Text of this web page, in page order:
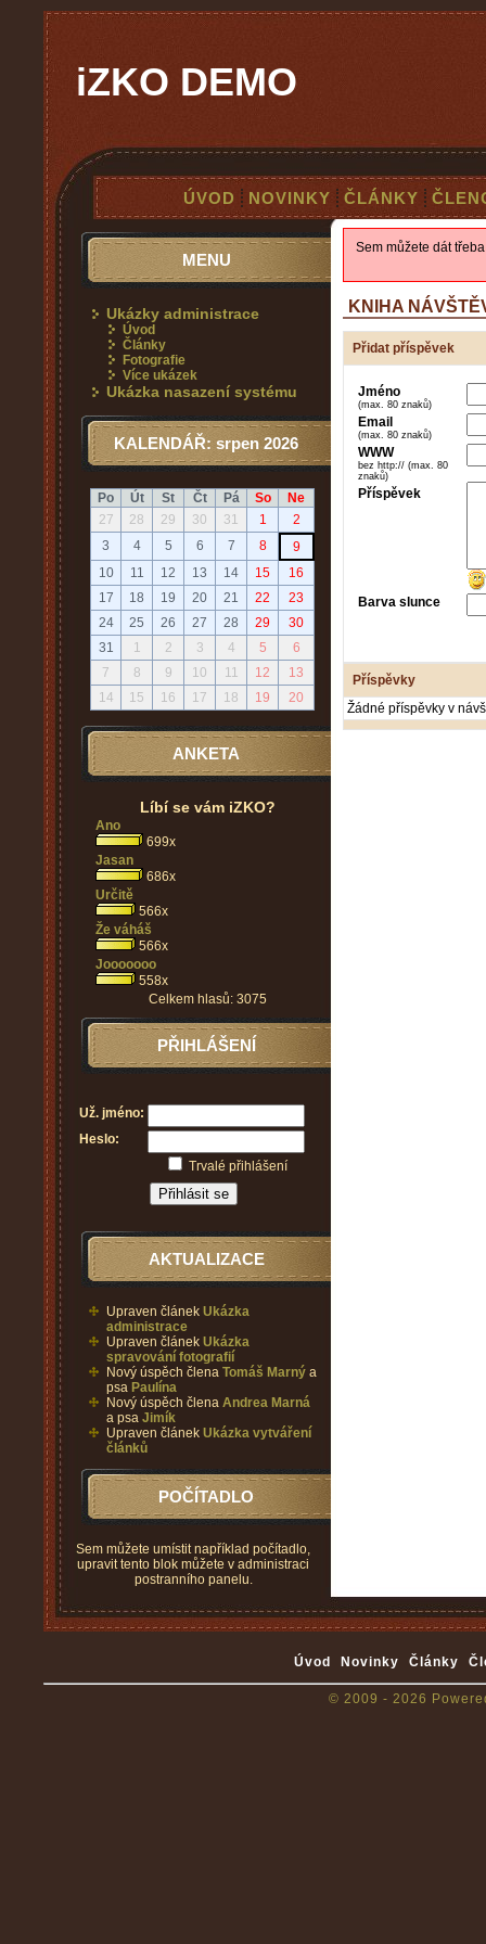
iZKO DEMO
ÚVOD NOVINKY ČLÁNKY
Sem můžete dát
KNIHA
Přidat příspěvek
Jméno
(max. 80 znaků)
Email
(max. 80 znaků)
WWW
bez http:// (max. 80
znaků)
Příspěvek
Barva slunce
Příspěvky
Žádné příspěvky v
MENU
Ukázky administrace
Úvod
Články
Fotografie
Více ukázek
Ukázka nasazení systému
KALENDÁŘ: srpen 2026
Po Út St Čt Pá So
Ne
27
28 29 30 31 1
2
3
4 5 6 7 8
9
10
11 12 13 14 15
16
17
18 19 20 21 22
23
24
25 26 27 28 29
30
31
1 2 3 4 5
6
7
8 9 10 11 12
13
14
15 16 17 18 19 20
ANKETA
Líbí se vám iZKO?
Ano
699x
Jasan
686x
Určitě
566x
Že váháš
566x
Jooooooo
558x
Celkem hlasů: 3075
PŘIHLÁŠENÍ
Už. jméno:
Heslo:
Trvalé přihlášení
AKTUALIZACE
Upraven článek Ukázka
administrace
Upraven článek Ukázka
spravování fotografií
Nový úspěch člena Tomáš Marný a
psa Paulína
Nový úspěch člena Andrea Marná
a psa Jimík
Upraven článek Ukázka vytváření
článků
POČÍTADLO
Sem můžete umístit například počítadlo,
upravit tento blok můžete v administraci
postranního panelu.
Úvod Novinky Články
© 2009 - 2026